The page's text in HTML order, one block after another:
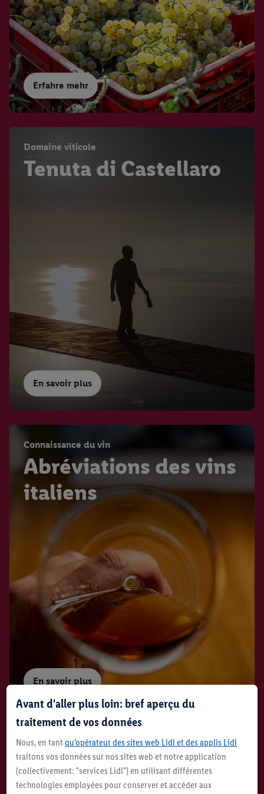
Erfahre mehr
Domaine viticole
Tenuta di Castellaro
En savoir plus
Connaissance du vin
Abréviations des vins
italiens
En savoir plus
Mondes du vin
Régions, conseils & expertise
Avant d'aller plus loin: bref aperçu du
traitement de vos données
Nous, en tant qu’opérateur des sites web Lidl et des applis Lidl
traitons vos données sur nos sites web et notre application
(collectivement: "services Lidl") en utilisant différentes
technologies employées pour conserver et accéder aux